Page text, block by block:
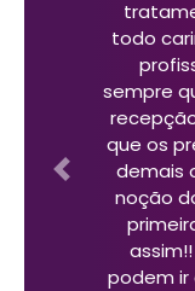
todo
sempre
que os
demais
noção
podem ir
Previous